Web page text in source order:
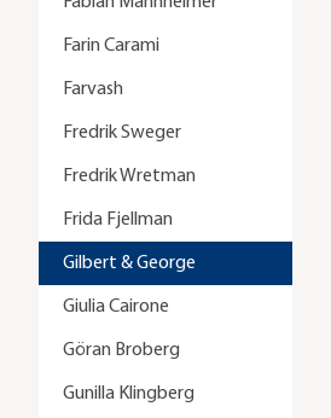
Farin Carami
Farvash
Fredrik Sweger
Fredrik Wretman
Frida Fjellman
Gilbert & George
Giulia Cairone
Göran Broberg
Gunilla Klingberg